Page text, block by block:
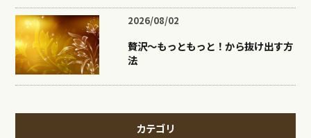
2026/08/02
贅沢〜もっともっと！から抜け出す方
法
カテゴリ